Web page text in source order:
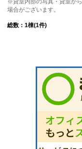
※貸室内部の写真・貸室か
場合がございます。
総数： 1棟(1件)